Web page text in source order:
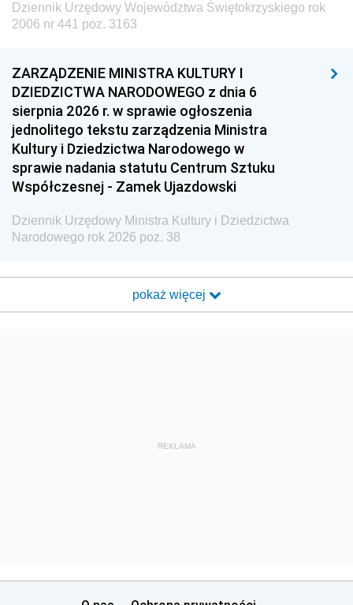
Dziennik Urzędowy Województwa Świętokrzyskiego rok
2006 nr 441 poz. 3163
ZARZĄDZENIE MINISTRA KULTURY I
DZIEDZICTWA NARODOWEGO z dnia 6
sierpnia 2026 r. w sprawie ogłoszenia
jednolitego tekstu zarządzenia Ministra
Kultury i Dziedzictwa Narodowego w
sprawie nadania statutu Centrum Sztuku
Współczesnej - Zamek Ujazdowski
Dziennik Urzędowy Ministra Kultury i Dziedzictwa
Narodowego rok 2026 poz. 38
pokaż więcej
REKLAMA